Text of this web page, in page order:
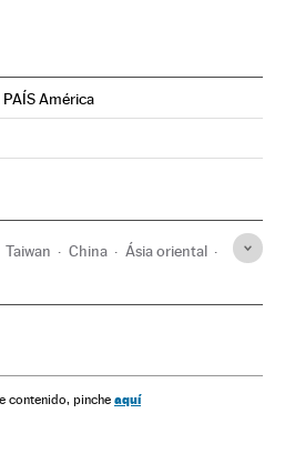
América
en Twitter
Brasil en Instagram
País Brasil en Facebook
Taiwan China Ásia oriental
contenido, pinche aquí